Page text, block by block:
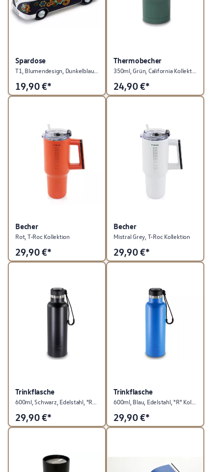
Spardose
T1, Blumendesign, Dunkelblau, Heritage Kollektion
19,90€*
Thermobecher
350ml, Grün, California Kollektion
24,90€*
Becher
Rot, T-Roc Kollektion
29,90€*
Becher
Mistral Grey, T-Roc Kollektion
29,90€*
Trinkflasche
600ml, Schwarz, Edelstahl, "R" Kollektion
29,90€*
Trinkflasche
600ml, Blau, Edelstahl, "R" Kollektion
29,90€*